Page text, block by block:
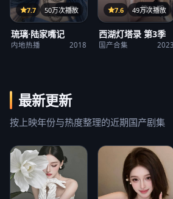
12集
7.7 50万次播放
琉璃·陆家嘴记
内地热播 2018
第23期
7.6 49万次播放
西湖灯塔录 第3季
国产合集 2023
最新更新
按上映年份与热度整理的近期国产剧集